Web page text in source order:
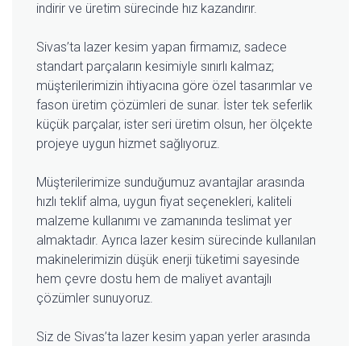
indirir ve üretim sürecinde hız kazandırır.
Sivas’ta lazer kesim yapan firmamız, sadece
standart parçaların kesimiyle sınırlı kalmaz;
müşterilerimizin ihtiyacına göre özel tasarımlar ve
fason üretim çözümleri de sunar. İster tek seferlik
küçük parçalar, ister seri üretim olsun, her ölçekte
projeye uygun hizmet sağlıyoruz.
Müşterilerimize sunduğumuz avantajlar arasında
hızlı teklif alma, uygun fiyat seçenekleri, kaliteli
malzeme kullanımı ve zamanında teslimat yer
almaktadır. Ayrıca lazer kesim sürecinde kullanılan
makinelerimizin düşük enerji tüketimi sayesinde
hem çevre dostu hem de maliyet avantajlı
çözümler sunuyoruz.
Siz de Sivas’ta lazer kesim yapan yerler arasında